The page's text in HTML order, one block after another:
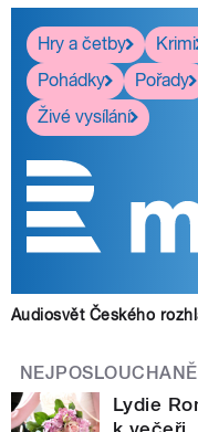
Hry a četby
Krimi
Pohádky
Pořady
Živé vysílání
Audiosvět Českého
Lydie